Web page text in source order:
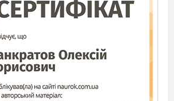
хвіст такий міцний, що
стовбурі дерева?(У дятла)
своїх немає, а узори
)
а влітку водою. ( Сніг